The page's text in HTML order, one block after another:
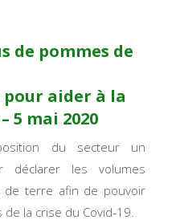
de pommes de
aider à la
5 mai 2020
du secteur un
déclarer les volumes
de terre afin de pouvoir
la crise du Covid-19.